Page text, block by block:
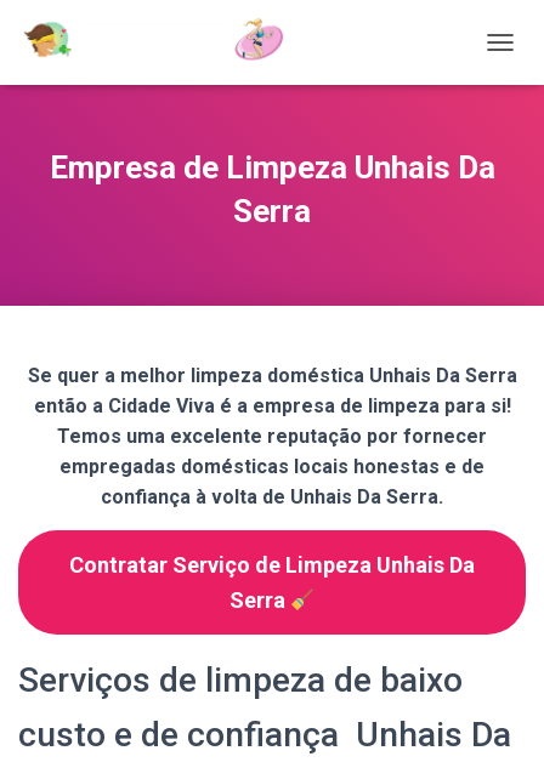
O
O
N
Empresa de Limpeza Unhais Da
Serra
Se quer a melhor limpeza doméstica Unhais Da Serra
então a Cidade Viva é a empresa de limpeza para si!
Temos uma excelente reputação por fornecer
empregadas domésticas locais honestas e de
confiança à volta de Unhais Da Serra.
Contratar Serviço de Limpeza Unhais Da
Serra
Serviços de limpeza de baixo
custo e de confiança Unhais Da